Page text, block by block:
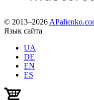
© 2013–2026
Язык сайта
UA
DE
EN
ES